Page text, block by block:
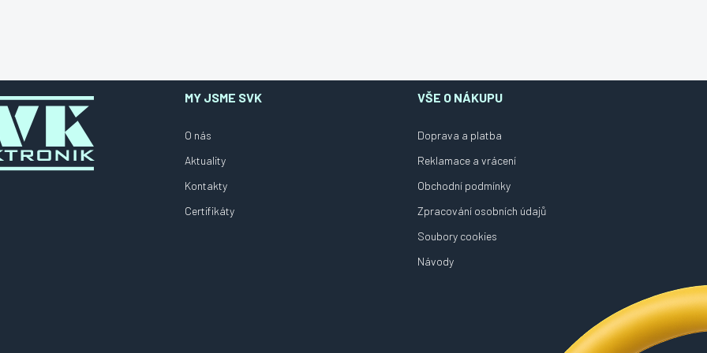
MY JSME SVK
O nás
Aktuality
Kontakty
Certifikáty
VŠE O NÁKUPU
Doprava a platba
Reklamace a vrácení
Obchodní podmínky
Zpracování osobních údajů
Soubory cookies
Návody